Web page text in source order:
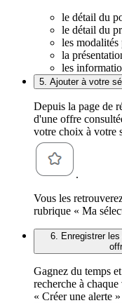
le détail du
le détail du
les
la
les
5. Ajouter à votre
Depuis la page de
d'une offre
votre choix à votre
.
Vous les
rubrique « Ma
6. Enregistrer
Gagnez du temps
recherche à
« Créer une alerte »